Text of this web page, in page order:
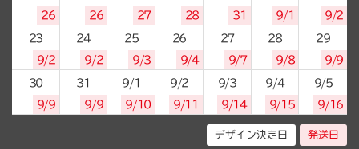
26
26
27
28
31
9/1
9/2
23
9/2
24
9/2
25
9/3
26
9/4
27
9/7
28
9/8
29
9/9
30
9/9
31
9/9
9/1
9/10
9/2
9/11
9/3
9/14
9/4
9/15
9/5
9/16
デザイン決定日 発送日